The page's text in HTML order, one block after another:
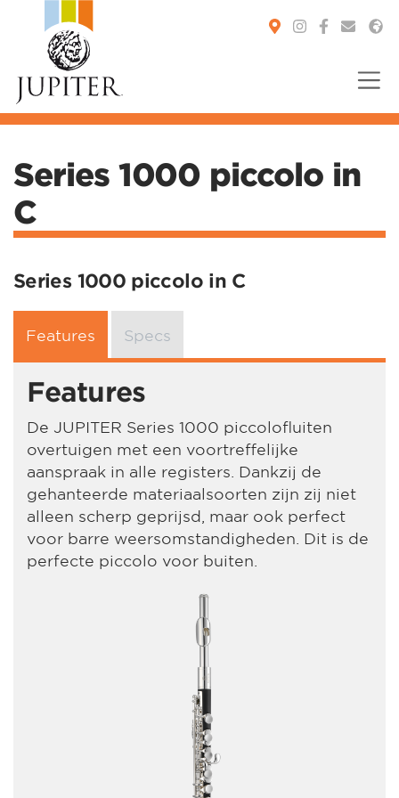
Series 1000 piccolo in
C
Series 1000 piccolo in C
Features Specs
Features
De JUPITER Series 1000 piccolofluiten
overtuigen met een voortreffelijke
aanspraak in alle registers. Dankzij de
gehanteerde materiaalsoorten zijn zij niet
alleen scherp geprijsd, maar ook perfect
voor barre weersomstandigheden. Dit is de
perfecte piccolo voor buiten.